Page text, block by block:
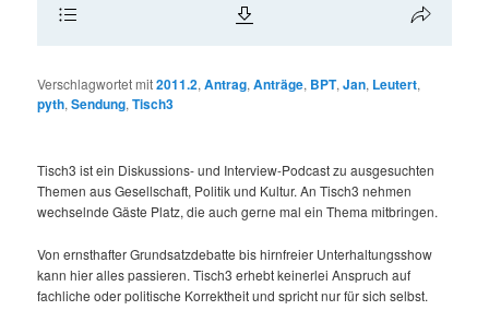
Verschlagwortet mit2011.2,Antrag,Anträge, BPT,Jan, Leutert,
pyth,Sendung,Tisch3
Tisch3 ist ein Diskussions- und Interview-Podcast zu ausgesuchten
Themen aus Gesellschaft, Politik und Kultur. An Tisch3 nehmen
wechselnde Gäste Platz, die auch gerne mal ein Thema mitbringen.
Von ernsthafter Grundsatzdebatte bis hirnfreier Unterhaltungsshow
kann hier alles passieren. Tisch3 erhebt keinerlei Anspruch auf
fachliche oder politische Korrektheit und spricht nur für sich selbst.